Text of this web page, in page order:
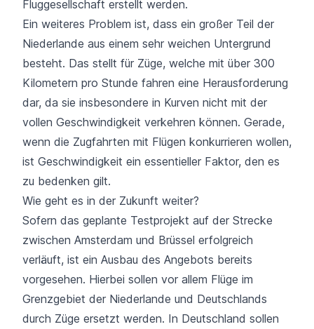
Fluggesellschaft erstellt werden.
Ein weiteres Problem ist, dass ein großer Teil der
Niederlande aus einem sehr weichen Untergrund
besteht. Das stellt für Züge, welche mit über 300
Kilometern pro Stunde fahren eine Herausforderung
dar, da sie insbesondere in Kurven nicht mit der
vollen Geschwindigkeit verkehren können. Gerade,
wenn die Zugfahrten mit Flügen konkurrieren wollen,
ist Geschwindigkeit ein essentieller Faktor, den es
zu bedenken gilt.
Wie geht es in der Zukunft weiter?
Sofern das geplante Testprojekt auf der Strecke
zwischen Amsterdam und Brüssel erfolgreich
verläuft, ist ein Ausbau des Angebots bereits
vorgesehen. Hierbei sollen vor allem Flüge im
Grenzgebiet der Niederlande und Deutschlands
durch Züge ersetzt werden. In Deutschland sollen